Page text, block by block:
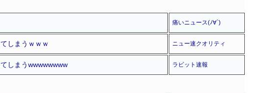
痛いニュース(ﾉ∀`)
しまうｗｗｗ ニュー速クオリティ
しまうwwwwwwww ラビット速報